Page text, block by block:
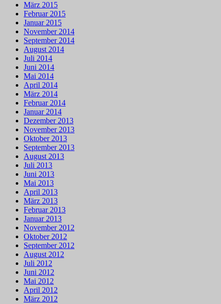
März 2015
Februar 2015
Januar 2015
November 2014
September 2014
August 2014
Juli 2014
Juni 2014
Mai 2014
April 2014
März 2014
Februar 2014
Januar 2014
Dezember 2013
November 2013
Oktober 2013
September 2013
August 2013
Juli 2013
Juni 2013
Mai 2013
April 2013
März 2013
Februar 2013
Januar 2013
November 2012
Oktober 2012
September 2012
August 2012
Juli 2012
Juni 2012
Mai 2012
April 2012
März 2012